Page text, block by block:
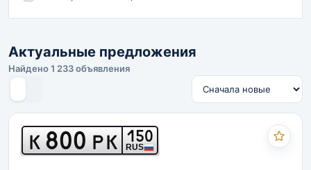
Актуальные предложения
Найдено 1 233 объявления
К 800 РК 150
RUS